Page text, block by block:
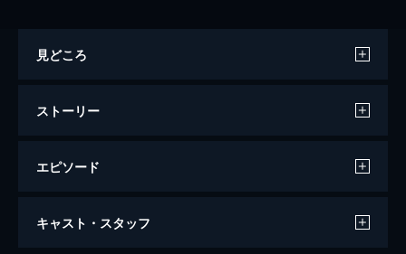
見どころ
ストーリー
エピソード
首領（ドン）を殺（と）れ
キャスト・スタッフ